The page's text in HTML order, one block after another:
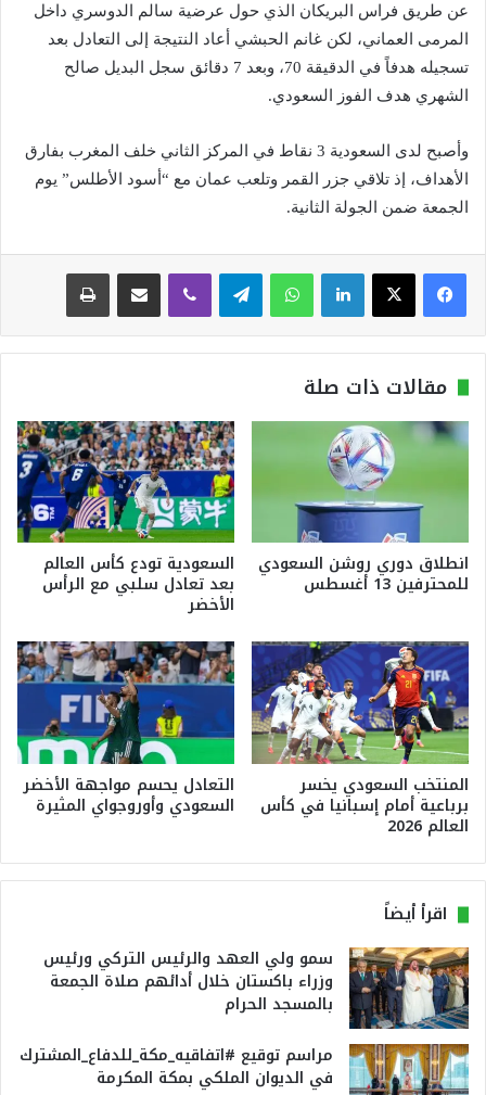
عن طريق فراس البريكان الذي حول عرضية سالم الدوسري داخل
المرمى العماني، لكن غانم الحبشي أعاد النتيجة إلى التعادل بعد
تسجيله هدفاً في الدقيقة 70، وبعد 7 دقائق سجل البديل صالح
الشهري هدف الفوز السعودي.
وأصبح لدى السعودية 3 نقاط في المركز الثاني خلف المغرب بفارق
الأهداف، إذ تلاقي جزر القمر وتلعب عمان مع “أسود الأطلس” يوم
الجمعة ضمن الجولة الثانية.
لينكدإن واتساب تيلقرام
مقالات ذات صلة
انطلاق دوري روشن السعودي
للمحترفين 13 أغسطس
السعودية تودع كأس العالم
بعد تعادل سلبي مع الرأس
الأخضر
المنتخب السعودي يخسر
برباعية أمام إسبانيا في كأس
العالم 2026
التعادل يحسم مواجهة الأخضر
السعودي وأوروجواي المثيرة
اقرأ أيضاً
سمو ولي العهد والرئيس التركي ورئيس
وزراء باكستان خلال أدائهم صلاة الجمعة
بالمسجد الحرام
مراسم توقيع #اتفاقيه_مكة_للدفاع_المشترك
في الديوان الملكي بمكة المكرمة